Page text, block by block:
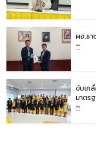
ผอ.ธ
ขับเค
มาตร